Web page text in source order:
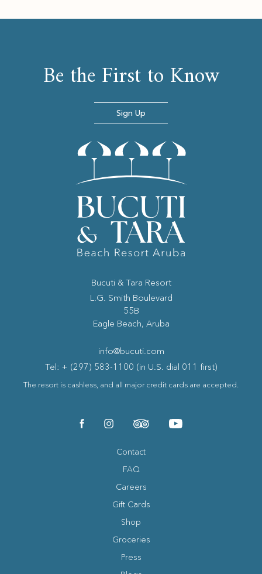
Bucuti & Tara Resort
L.G. Smith Boulevard
55B
Eagle Beach, Aruba
info@bucuti.com
Tel: + (297) 583-1100 (in U.S. dial 011 first)
The resort is cashless, and all major credit cards are accepted.
Contact
FAQ
Careers
Gift Cards
Shop
Groceries
Press
Be the First to Know
Sign Up